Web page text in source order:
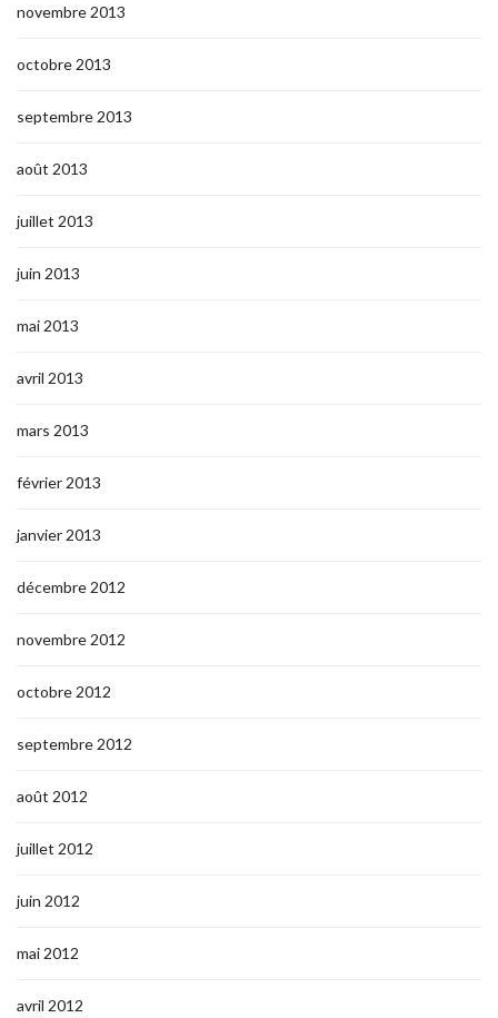
novembre 2013
octobre 2013
septembre 2013
août 2013
juillet 2013
juin 2013
mai 2013
avril 2013
mars 2013
février 2013
janvier 2013
décembre 2012
novembre 2012
octobre 2012
septembre 2012
août 2012
juillet 2012
juin 2012
mai 2012
avril 2012